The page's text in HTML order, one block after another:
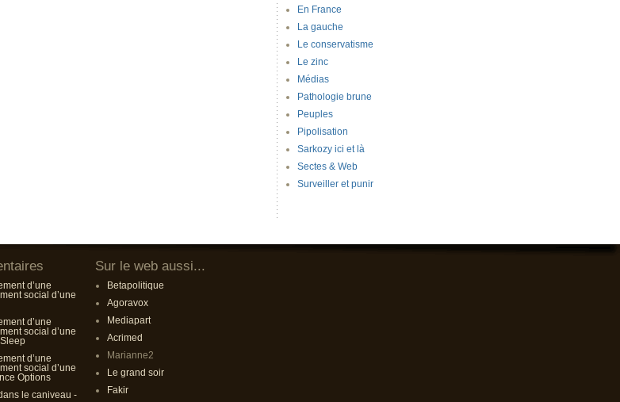
En France
La gauche
Le conservatisme
Le zinc
Médias
Pathologie brune
Peuples
Pipolisation
Sarkozy ici et là
Sectes & Web
Surveiller et punir
d’une
social d’une
d’une
social d’une
d’une
social d’une
Options
le caniveau -
Sur le web aussi...
Betapolitique
Agoravox
Mediapart
Acrimed
Marianne2
Le grand soir
Fakir